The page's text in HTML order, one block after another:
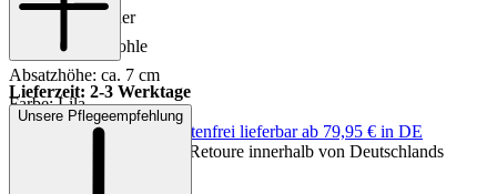
Innensohle: Leder
Sohle: Gummisohle
Absatzhöhe: ca. 7 cm
Farbe: Lila
Lieferzeit: 2-3 Werktage
Keine Versandkosten:
kostenfrei lieferbar ab 79,95 € in DE
Einfache und Kostenlose Retoure innerhalb von Deutschlands
Unsere Pflegeempfehlung